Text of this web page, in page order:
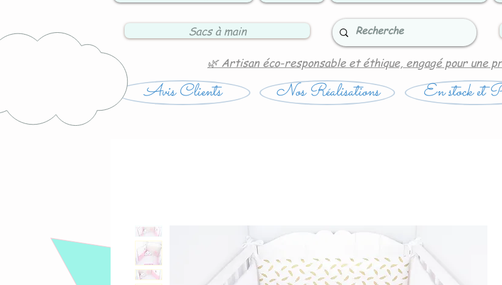
Sacs à main
🌿 Artisan éco-responsable et éthique, engagé pour une
Avis Clients Nos Réalisations En stock et